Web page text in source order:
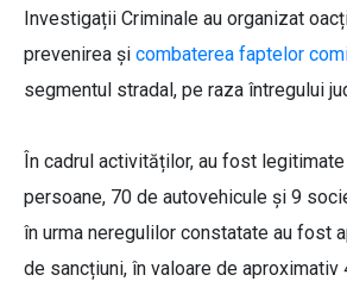
Investigații Criminale au organizat
prevenirea și combaterea faptelor
segmentul stradal, pe raza întregului
În cadrul activităților, au fost
persoane, 70 de autovehicule și 9
în urma neregulilor constatate au fost
de sancțiuni, în valoare de aproximativ